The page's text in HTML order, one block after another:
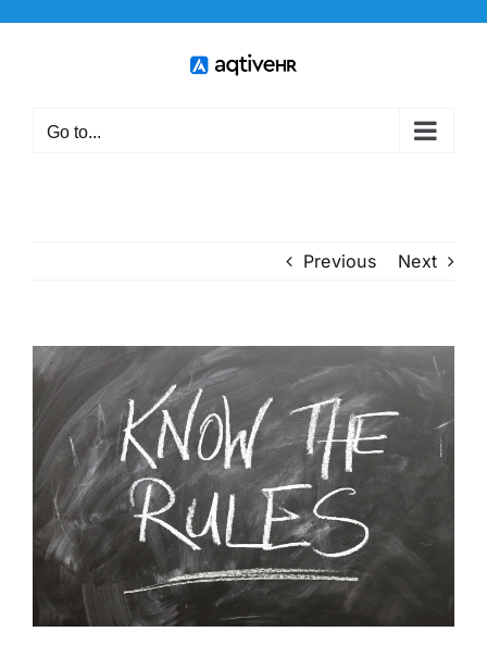
Go to...
Previous Next
View
Larger
Image